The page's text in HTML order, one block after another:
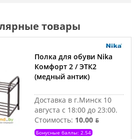
товары
Полка для обуви Nika
Комфорт 2 / ЭТК2
(медный антик)
Доставка в г.Минск 10
августа с 18:00 до 23:00.
Стоимость: 10.00 ƃ
Бонусные баллы: 2.54